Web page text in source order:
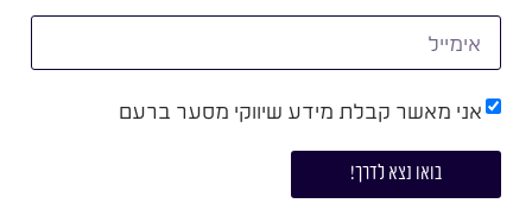
אני מאשר קבלת מידע שיווקי מסער ברעם
בואו נצא לדרך!